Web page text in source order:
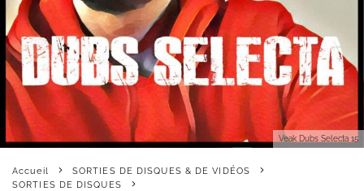
Veak Dubs Selecta 15
Accueil
SORTIES DE DISQUES & DE VIDÉOS
SORTIES DE DISQUES